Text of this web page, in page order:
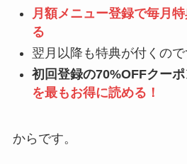
月額メニュー登録で毎月
る
翌月以降も特典が付くので
初回登録の70%OFFクー
を最もお得に読める！
からです。